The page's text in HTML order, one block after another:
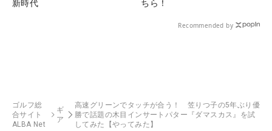
新時代
ちら！
Recommended by
ゴルフ総
合サイト
ALBA Net
ギ
ア
高速グリーンでタッチが合う！ 笠りつ子の5年ぶり優
勝で話題の木目インサートパター『ダマスカス』を試
してみた【やってみた】